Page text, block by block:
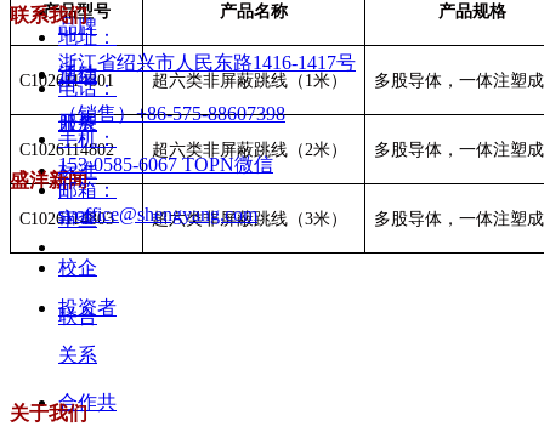
产品型号 产品名称 产品规格
C1026114801 超六类非屏蔽跳线（1米） 多股导体，一体注塑
C1026114802 超六类非屏蔽跳线（2米） 多股导体，一体注塑
C1026114803 超六类非屏蔽跳线（3米） 多股导体，一体注塑
品牌
通信
服务
活动
开展
标准
审查
校企
联合
盛洋新闻
投资者
关系
合作共
关于我们
联系我们
地址：
浙江省绍兴市人民东路1416-1417号
电话：
（销售）+86-575-88607398
手机：
153-0585-6067 TOPN微信
邮箱：
syoffice@shengyang.com